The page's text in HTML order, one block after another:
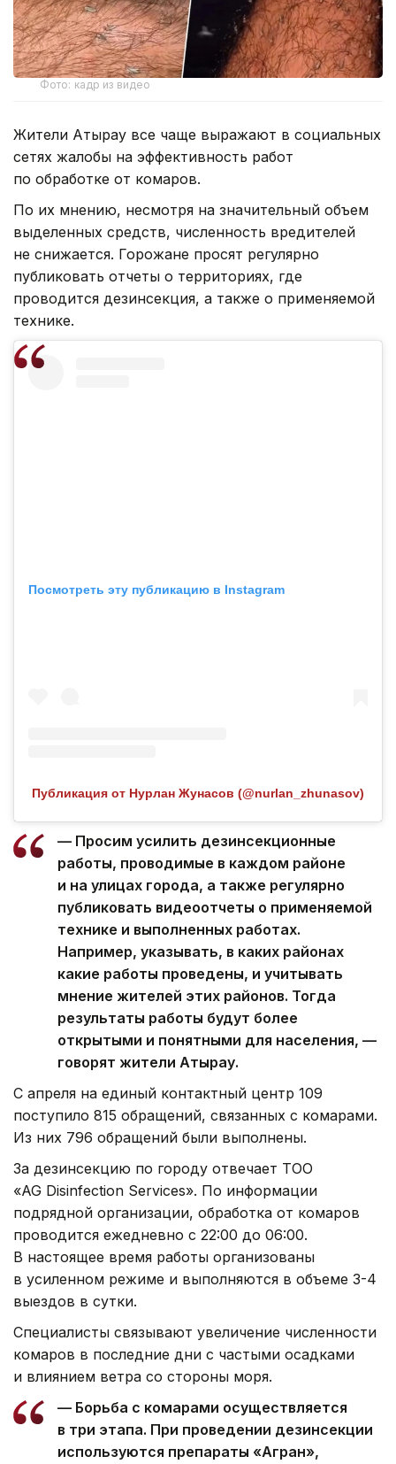
Фото: кадр из видео
Жители Атырау все чаще выражают в социальных
сетях жалобы на эффективность работ
по обработке от комаров.
По их мнению, несмотря на значительный объем
выделенных средств, численность вредителей
не снижается. Горожане просят регулярно
публиковать отчеты о территориях, где
проводится дезинсекция, а также о применяемой
технике.
Посмотреть эту публикацию в Instagram
Публикация от Нурлан Жунасов (@nurlan_zhunasov)
— Просим усилить дезинсекционные
работы, проводимые в каждом районе
и на улицах города, а также регулярно
публиковать видеоотчеты о применяемой
технике и выполненных работах.
Например, указывать, в каких районах
какие работы проведены, и учитывать
мнение жителей этих районов. Тогда
результаты работы будут более
открытыми и понятными для населения, —
говорят жители Атырау.
С апреля на единый контактный центр 109
поступило 815 обращений, связанных с комарами.
Из них 796 обращений были выполнены.
За дезинсекцию по городу отвечает ТОО
«AG Disinfection Services». По информации
подрядной организации, обработка от комаров
проводится ежедневно с 22:00 до 06:00.
В настоящее время работы организованы
в усиленном режиме и выполняются в объеме 3-4
выездов в сутки.
Специалисты связывают увеличение численности
комаров в последние дни с частыми осадками
и влиянием ветра со стороны моря.
— Борьба с комарами осуществляется
в три этапа. При проведении дезинсекции
используются препараты «Агран»,